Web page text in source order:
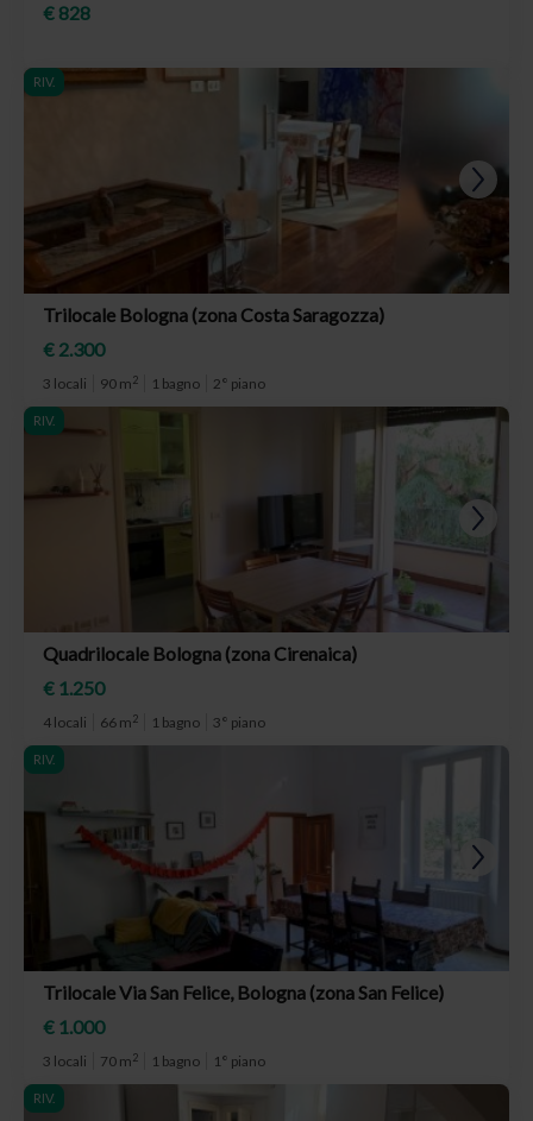
€ 828
RIV.
Trilocale Bologna (zona Costa Saragozza)
€ 2.300
3 locali 90 m2 1 bagno 2° piano
RIV.
Quadrilocale Bologna (zona Cirenaica)
€ 1.250
4 locali 66 m2 1 bagno 3° piano
RIV.
Trilocale Via San Felice, Bologna (zona San Felice)
€ 1.000
3 locali 70 m2 1 bagno 1° piano
RIV.